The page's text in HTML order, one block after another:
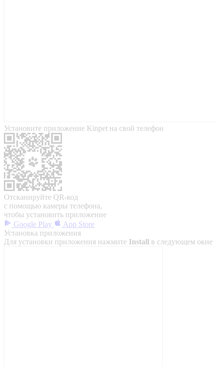
Установите приложение Kinpet на свой телефон
Отсканируйте QR-код
с помощью камеры телефона,
чтобы установить приложение
Google Play
App Store
Установка приложения
Для установки приложения нажмите Install в следующем окне